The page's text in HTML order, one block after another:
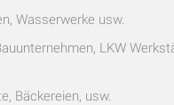
Wasserwerke usw.
LKW
Bäckereien, usw.